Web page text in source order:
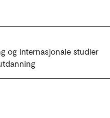
og internasjonale studier